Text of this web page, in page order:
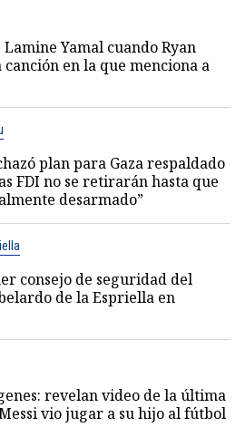
Yamal cuando Ryan
canción en la que menciona a
plan para Gaza respaldado
FDI no se retirarán hasta que
desarmado”
consejo de seguridad del
de la Espriella en
revelan video de la última
vio jugar a su hijo al fútbol